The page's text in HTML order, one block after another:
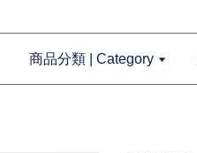
商品分類 | Category